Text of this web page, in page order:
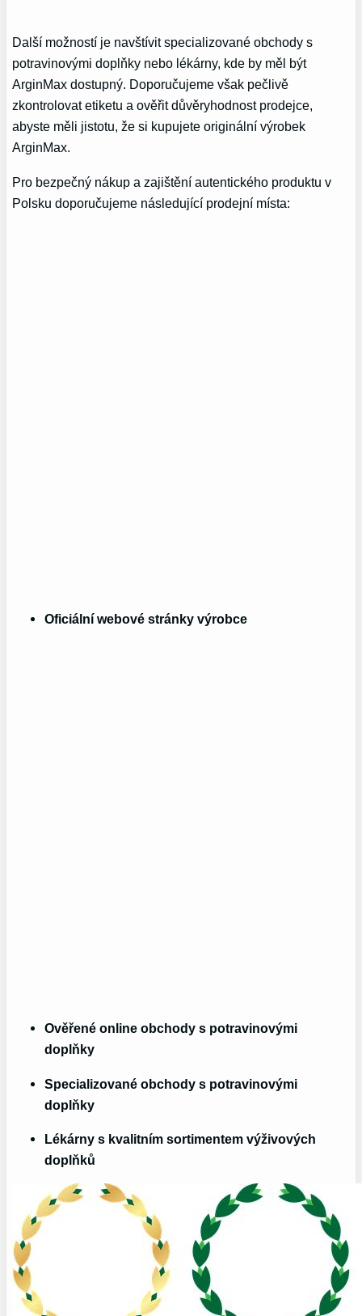
Další ​možností je navštívit specializované obchody s
potravinovými doplňky nebo lékárny, kde by měl být
ArginMax dostupný. Doporučujeme však pečlivě
zkontrolovat etiketu a ověřit důvěryhodnost prodejce,
abyste měli jistotu, že si kupujete originální výrobek
ArginMax.
Pro bezpečný nákup a zajištění‍ autentického produktu v
Polsku doporučujeme ⁣následující ​prodejní místa:
Oficiální ⁣webové stránky výrobce
Ověřené online obchody s potravinovými‍
doplňky
Specializované obchody s potravinovými
doplňky
Lékárny s kvalitním sortimentem výživových
doplňků